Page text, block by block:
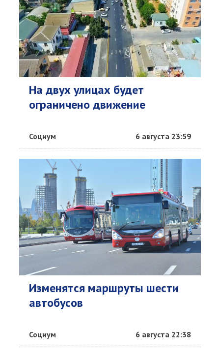
На двух улицах будет
ограничено движение
Социум 6 августа 23:59
Изменятся маршруты шести
автобусов
Социум 6 августа 22:38